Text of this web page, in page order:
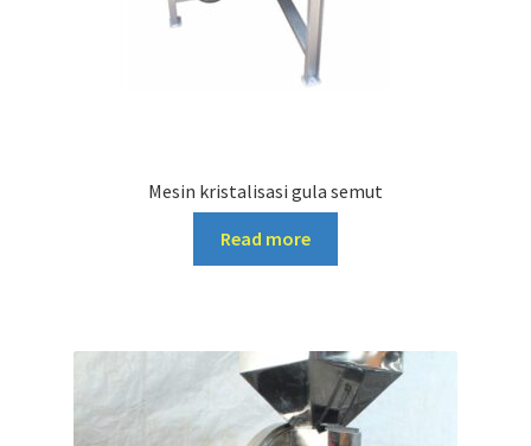
Mesin kristalisasi gula semut
Read more